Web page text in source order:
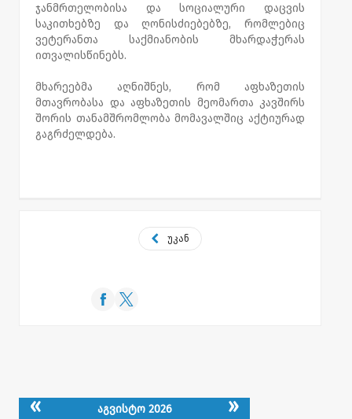
« აგვისტო 2026 »
ჯანმრთელობისა და სოციალური დაცვის
საკითხებზე და ღონისძიებებზე, რომლებიც
ვეტერანთა საქმიანობის მხარდაჭერას
ითვალისწინებს.
მხარეებმა აღნიშნეს, რომ აფხაზეთის
მთავრობასა და აფხაზეთის მეომართა კავშირს
შორის თანამშრომლობა მომავალშიც აქტიურად
გაგრძელდება.
უკან